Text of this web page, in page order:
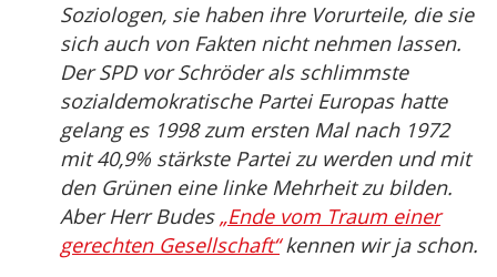
Soziologen, sie haben ihre Vorurteile, die sie
sich auch von Fakten nicht nehmen lassen.
Der SPD vor Schröder als schlimmste
sozialdemokratische Partei Europas hatte
gelang es 1998 zum ersten Mal nach 1972
mit 40,9% stärkste Partei zu werden und mit
den Grünen eine linke Mehrheit zu bilden.
Aber Herr Budes „Ende vom Traum einer
gerechten Gesellschaft“kennen wir ja schon.